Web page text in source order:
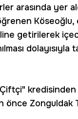
arasında yer
Köseoğlu,
getirilerek
Çiftçi"
önce Zonguldak